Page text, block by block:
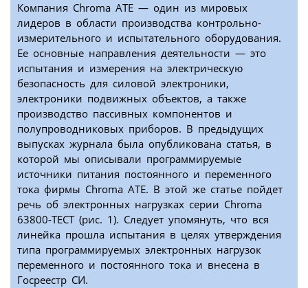
Компания Chroma ATE — один из мировых
лидеров в области производства контрольно-
измерительного и испытательного оборудования.
Ее основные направления деятельности — это
испытания и измерения на электрическую
безопасность для силовой электроники,
электроники подвижных объектов, а также
производство пассивных компонентов и
полупроводниковых приборов. В предыдущих
выпусках журнала была опубликована статья, в
которой мы описывали программируемые
источники питания постоянного и переменного
тока фирмы Chroma ATE. В этой же статье пойдет
речь об электронных нагрузках серии Chroma
63800-ТЕСТ (рис. 1). Следует упомянуть, что вся
линейка прошла испытания в целях утверждения
типа программируемых электронных нагрузок
переменного и постоянного тока и внесена в
Госреестр СИ.